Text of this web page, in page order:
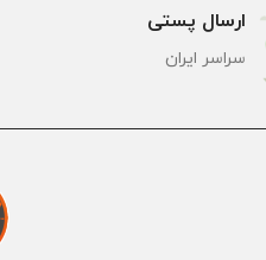
ارسال پستی
سراسر ایران